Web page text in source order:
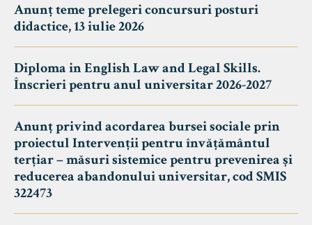
Anunț teme prelegeri concursuri posturi
didactice, 13 iulie 2026
Diploma in English Law and Legal Skills.
Înscrieri pentru anul universitar 2026-2027
Anunț privind acordarea bursei sociale prin
proiectul Intervenții pentru învățământul
terțiar – măsuri sistemice pentru prevenirea și
reducerea abandonului universitar, cod SMIS
322473